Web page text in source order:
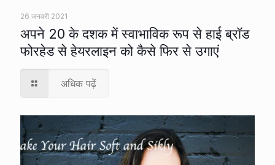
26 जनवरी 2021
अपने 20 के दशक में स्वाभाविक रूप से हाई ब्रॉड
फोरहेड से हेयरलाइन को कैसे फिर से उगाएं
अधिक पढ़ें